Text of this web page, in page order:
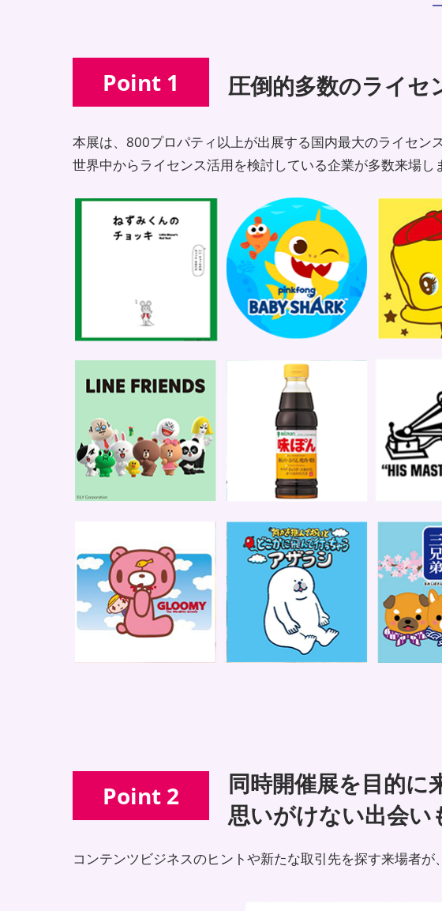
Point 1 圧倒的多数のライセ
本展は、800プロパティ以上が出展する国内最大のライセン
世界中からライセンス活用を検討している企業が多数来場し
Point 2
同時開催展を目的に
思いがけない出会い
コンテンツビジネスのヒントや新たな取引先を探す来場者が